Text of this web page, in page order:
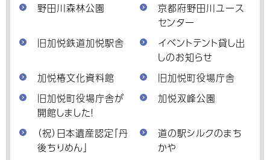
野田川森林公園
京都府野田川ユース
センター
旧加悦鉄道加悦駅舎
イベントテント貸し出
しのお知らせ
加悦椿文化資料館
旧加悦町役場庁舎
旧加悦町役場庁舎が
開館しました！
加悦双峰公園
（祝）日本遺産認定「丹
後ちりめん」
道の駅シルクのまち
かや